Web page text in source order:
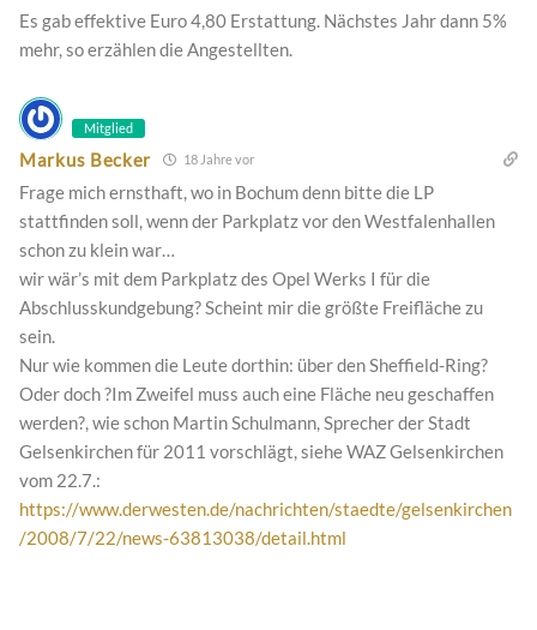
Es gab effektive Euro 4,80 Erstattung. Nächstes Jahr dann 5%
mehr, so erzählen die Angestellten.
Mitglied
Markus Becker 18 Jahre vor
Frage mich ernsthaft, wo in Bochum denn bitte die LP
stattfinden soll, wenn der Parkplatz vor den Westfalenhallen
schon zu klein war…
wir wär’s mit dem Parkplatz des Opel Werks I für die
Abschlusskundgebung? Scheint mir die größte Freifläche zu
sein.
Nur wie kommen die Leute dorthin: über den Sheffield-Ring?
Oder doch ?Im Zweifel muss auch eine Fläche neu geschaffen
werden?, wie schon Martin Schulmann, Sprecher der Stadt
Gelsenkirchen für 2011 vorschlägt, siehe WAZ Gelsenkirchen
vom 22.7.:
https://www.derwesten.de/nachrichten/staedte/gelsenkirchen
/2008/7/22/news-63813038/detail.html